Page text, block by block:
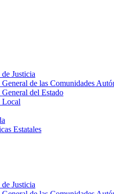
Justicia
de las Comunidades
del Estado
Local
Estatales
Justicia